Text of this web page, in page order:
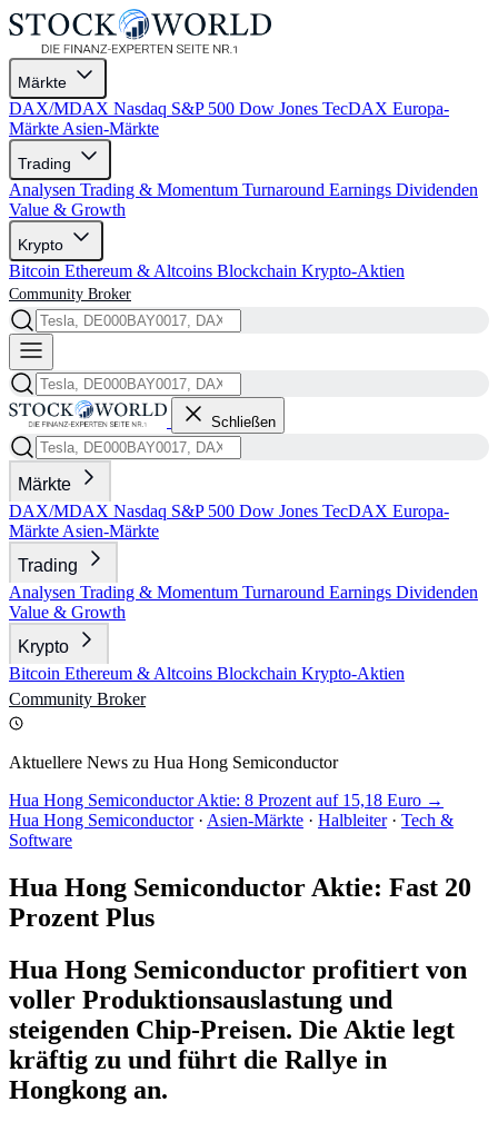
Märkte
DAX/MDAX Nasdaq S&P 500 Dow Jones TecDAX Europa-
Märkte Asien-Märkte
Trading
Analysen Trading & Momentum Turnaround Earnings Dividenden
Value & Growth
Krypto
Bitcoin Ethereum & Altcoins Blockchain Krypto-Aktien
Community Broker
Schließen
Märkte
DAX/MDAX Nasdaq S&P 500 Dow Jones TecDAX Europa-
Märkte Asien-Märkte
Trading
Analysen Trading & Momentum Turnaround Earnings Dividenden
Value & Growth
Krypto
Bitcoin Ethereum & Altcoins Blockchain Krypto-Aktien
Community Broker
Aktuellere News zu Hua Hong Semiconductor
Hua Hong Semiconductor Aktie: 8 Prozent auf 15,18 Euro →
Hua Hong Semiconductor · Asien-Märkte · Halbleiter · Tech &
Software
Hua Hong Semiconductor Aktie: Fast 20
Prozent Plus
Hua Hong Semiconductor profitiert von
voller Produktionsauslastung und
steigenden Chip-Preisen. Die Aktie legt
kräftig zu und führt die Rallye in
Hongkong an.